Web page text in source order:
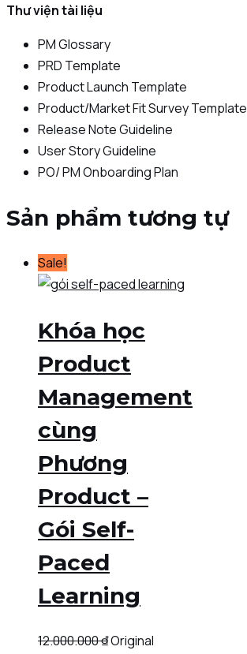
Thư viện tài liệu
PM Glossary
PRD Template
Product Launch Template
Product/Market Fit Survey Template
Release Note Guideline
User Story Guideline
PO/ PM Onboarding Plan
Sản phẩm tương tự
Sale!
Khóa học
Product
Management
cùng
Phương
Product –
Gói Self-
Paced
Learning
12.000.000₫Original